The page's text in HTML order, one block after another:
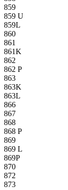
859
859 U
859L
860
861
861K
862
862 P
863
863K
863L
866
867
868
868 P
869
869 L
869P
870
872
873